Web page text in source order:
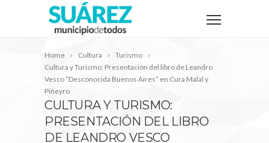
Home Cultura
Turismo
Cultura y Turismo: Presentación del libro de Leandro
Vesco “Desconocida Buenos Aires” en Cura Malal y
Piñeyro
CULTURA Y TURISMO:
PRESENTACIÓN DEL LIBRO
DE LEANDRO VESCO